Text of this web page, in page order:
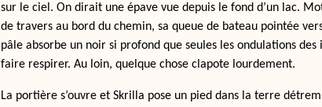
sur le ciel. On dirait une épave vue depuis le fond d’un lac.
de travers au bord du chemin, sa queue de bateau pointée
pâle absorbe un noir si profond que seules les ondulations
faire respirer. Au loin, quelque chose clapote lourdement.
La portière s’ouvre et Skrilla pose un pied dans la terre